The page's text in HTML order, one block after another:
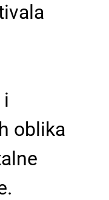
oblika